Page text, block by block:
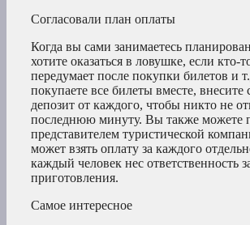
Согласовали план оплаты
Когда вы сами занимаетесь
хотите оказаться в ловушке, если кто-
передумает после покупки билетов и
покупаете все билеты вместе,
депозит от каждого, чтобы никто не
последнюю минуту. Вы также можете
представителем туристической
может взять оплату за каждого
каждый человек нес ответственность
приготовления.
Самое интересное